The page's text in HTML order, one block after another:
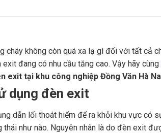
cháy không còn quá xa lạ gì đối với tất cả
đang có nhu cầu tăng cao. Vậy hãy cùng
exit tại khu công nghiệp Đồng Văn Hà
dụng đèn exit
dẫn lối thoát hiểm để ra khỏi khu vực có
như nào. Nguyên nhân là do đèn exit